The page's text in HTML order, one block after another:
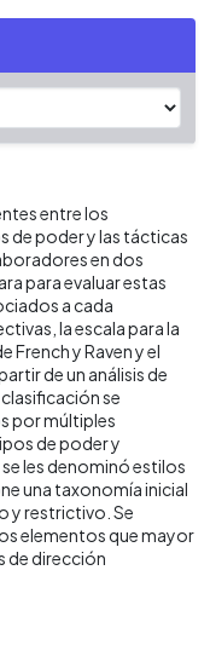
entre los
de poder y las tácticas
en dos
para evaluar estas
a cada
la escala para la
French y Raven y el
de un análisis de
se
por múltiples
de poder y
les denominó estilos
una taxonomía inicial
y restrictivo. Se
elementos que mayor
de dirección